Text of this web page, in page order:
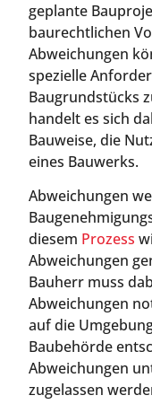
geplante
baurechtlichen
Abweichungen
spezielle
Baugrundstücks
handelt es sich
Bauweise, die
eines Bauwerks.
Abweichungen
diesem Prozess
Abweichungen
Bauherr muss
Abweichungen
auf die
Baubehörde
Abweichungen
zugelassen